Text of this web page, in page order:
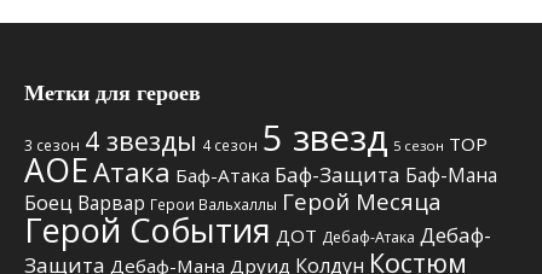
Метки для героев
3 сезон 4 звезды 4 сезон 5 звезд 5 сезон TOP
АОЕАтака Баф-Атака Баф-Защита Баф-Мана
Боец Варвар Герои Вальхаллы Герой Месяца
Герой События ДОТ Дебаф-Атака Дебаф-
Защита Дебаф-Мана Друид Колдун Костюм